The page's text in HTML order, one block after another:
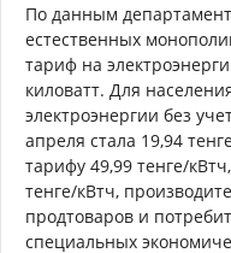
По данным
естественных
тариф на
киловатт. Для
электроэнергии без
апреля стала 19,94
тарифу 49,99 тенге/
тенге/кВтч,
продтоваров и
специальных